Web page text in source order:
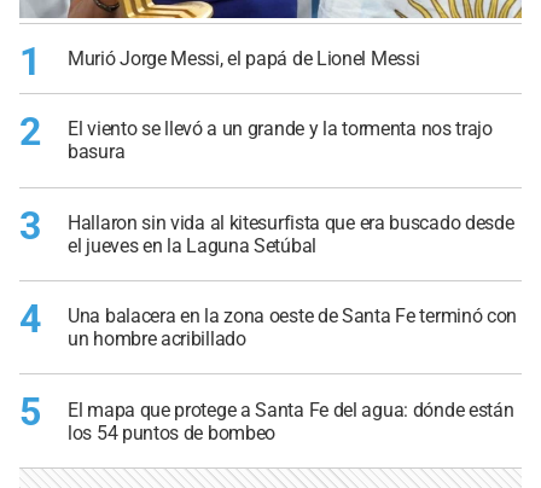
1 Murió Jorge Messi, el papá de Lionel Messi
2
El viento se llevó a un grande y la tormenta nos trajo
basura
3
Hallaron sin vida al kitesurfista que era buscado desde
el jueves en la Laguna Setúbal
4
Una balacera en la zona oeste de Santa Fe terminó con
un hombre acribillado
5
El mapa que protege a Santa Fe del agua: dónde están
los 54 puntos de bombeo